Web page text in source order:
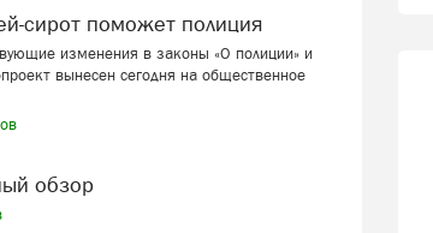
сирот поможет полиция
изменения в законы «О полиции» и
вынесен сегодня на общественное
обзор